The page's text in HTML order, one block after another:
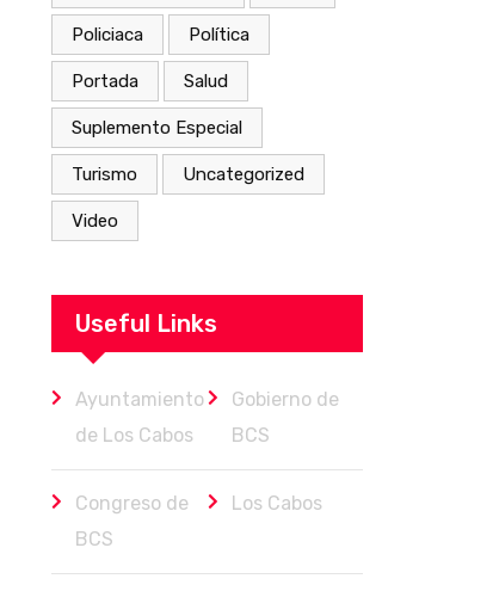
Policiaca Política
Portada Salud
Suplemento Especial
Turismo Uncategorized
Video
Useful Links
Ayuntamiento
de Los Cabos
Gobierno de
BCS
Congreso de
BCS
Los Cabos